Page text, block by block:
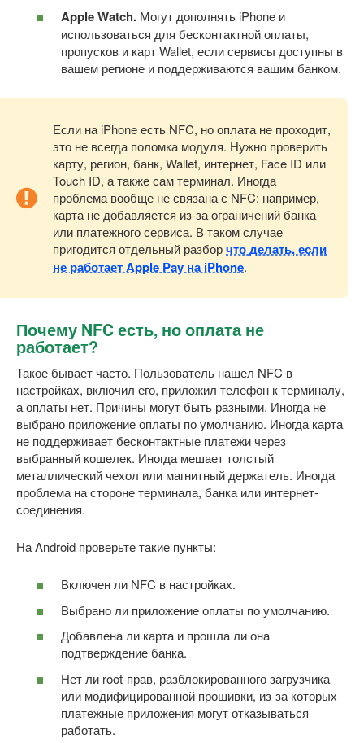
Apple Watch. Могут дополнять iPhone и
использоваться для бесконтактной оплаты,
пропусков и карт Wallet, если сервисы доступны в
вашем регионе и поддерживаются вашим банком.
Если на iPhone есть NFC, но оплата не проходит,
это не всегда поломка модуля. Нужно проверить
карту, регион, банк, Wallet, интернет, Face ID или
Touch ID, а также сам терминал. Иногда
проблема вообще не связана с NFC: например,
карта не добавляется из-за ограничений банка
или платежного сервиса. В таком случае
пригодится отдельный разборчто делать, если
не работает Apple Pay на iPhone.
Почему NFC есть, но оплата не
работает?
Такое бывает часто. Пользователь нашел NFC в
настройках, включил его, приложил телефон к терминалу,
а оплаты нет. Причины могут быть разными. Иногда не
выбрано приложение оплаты по умолчанию. Иногда карта
не поддерживает бесконтактные платежи через
выбранный кошелек. Иногда мешает толстый
металлический чехол или магнитный держатель. Иногда
проблема на стороне терминала, банка или интернет-
соединения.
На Android проверьте такие пункты:
Включен ли NFC в настройках.
Выбрано ли приложение оплаты по умолчанию.
Добавлена ли карта и прошла ли она
подтверждение банка.
Нет ли root-прав, разблокированного загрузчика
или модифицированной прошивки, из-за которых
платежные приложения могут отказываться
работать.